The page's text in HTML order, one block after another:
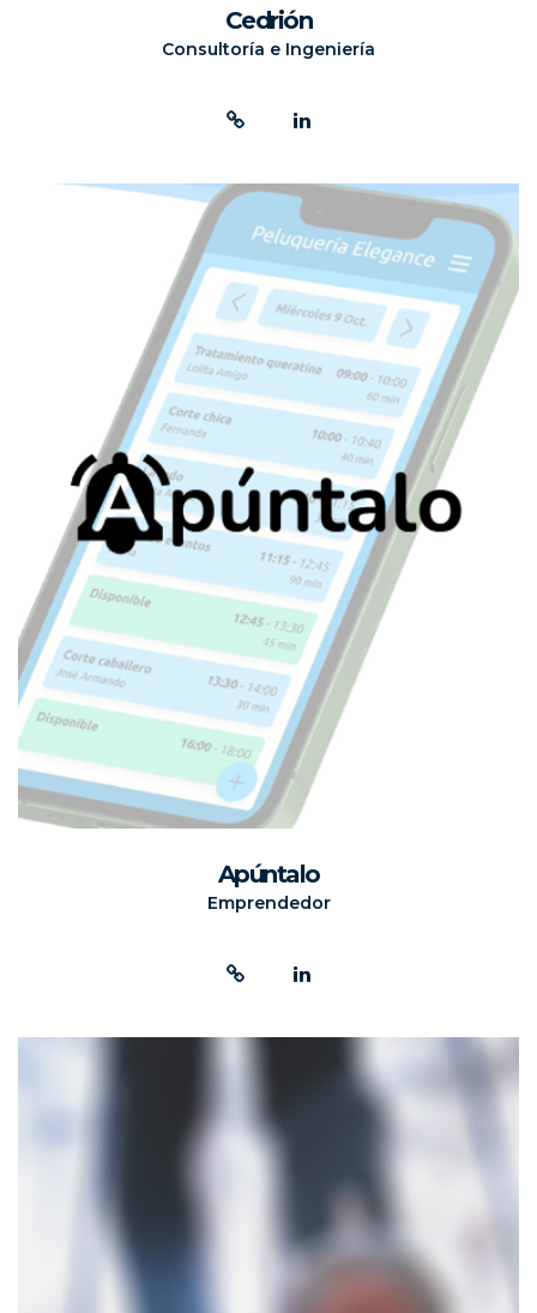
Cedrión
Consultoría e Ingeniería
Apúntalo
Emprendedor